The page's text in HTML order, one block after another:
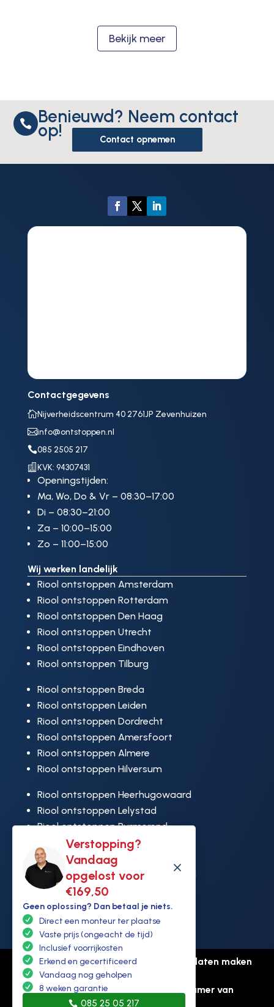
Bekijk meer
 Benieuwd? Neem contact
op! Contact opnemen
Verstopping?
Vandaag
opgelost voor
€169,50
M
Geen oplossing? Dan betaal je niets.
Direct een monteur ter plaatse
Vaste prijs (ongeacht de tijd)
Inclusief voorrijkosten
Erkend en gecertificeerd
Vandaag nog geholpen
8 weken garantie
085 25 05 217
Contactgegevens
Nijverheidscentrum 40 2761JP Zevenhuizen
info@ontstoppen.nl
085 2505 217
 KVK: 94307431
Openingstijden:
Ma, Wo, Do & Vr – 08:30–17:00
Di – 08:30–21:00
Za – 10:00–15:00
Zo – 11:00–15:00
Wij werken landelijk
Riool ontstoppen Amsterdam
Riool ontstoppen Rotterdam
Riool ontstoppen Den Haag
Riool ontstoppen Utrecht
Riool ontstoppen Eindhoven
Riool ontstoppen Tilburg
Riool ontstoppen Breda
Riool ontstoppen Leiden
Riool ontstoppen Dordrecht
Riool ontstoppen Amersfoort
Riool ontstoppen Almere
Riool ontstoppen Hilversum
Riool ontstoppen Heerhugowaard
Riool ontstoppen Lelystad
Riool ontstoppen Purmerend
Riool ontstoppen Ridderkerk
Riool ontstoppen Rijswijk
Riool ontstoppen Hoek van Holland
© Copyright Ontstoppen.nl |
Website laten maken
door Flexamedia
Privacyverklaring
Kamer van
koophandel: 94307431